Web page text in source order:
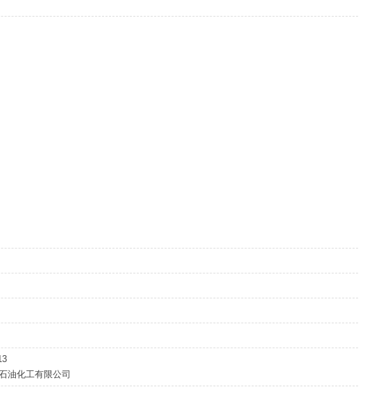
油化工有限公司